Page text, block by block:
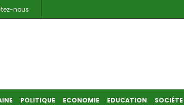
nous
POLITIQUE ECONOMIE EDUCATION SOCIÉTE